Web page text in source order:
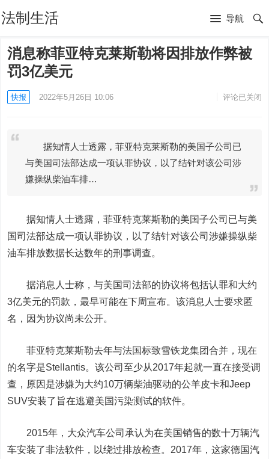
法制生活 导航
消息称菲亚特克莱斯勒将因排放作弊被
罚3亿美元
快报 2022年5月26日 10:06 评论已关闭
据知情人士透露，菲亚特克莱斯勒的美国子公司已
与美国司法部达成一项认罪协议，以了结针对该公司涉
嫌操纵柴油车排…
据知情人士透露，菲亚特克莱斯勒的美国子公司已与美
国司法部达成一项认罪协议，以了结针对该公司涉嫌操纵柴
油车排放数据长达数年的刑事调查。
据消息人士称，与美国司法部的协议将包括认罪和大约
3亿美元的罚款，最早可能在下周宣布。该消息人士要求匿
名，因为协议尚未公开。
菲亚特克莱斯勒去年与法国标致雪铁龙集团合并，现在
的名字是Stellantis。该公司至少从2017年起就一直在接受调
查，原因是涉嫌为大约10万辆柴油驱动的公羊皮卡和Jeep
SUV安装了旨在逃避美国污染测试的软件。
2015年， 大众汽车公司承认为在美国销售的数十万辆汽
车安装了非法软件，以绕过排放检查。2017年，这家德国汽